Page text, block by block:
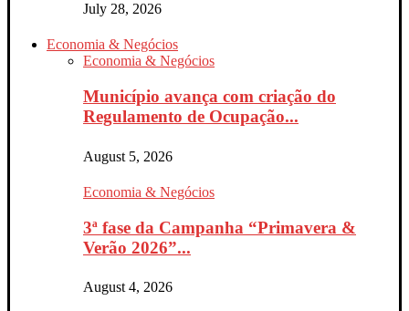
July 28, 2026
Economia & Negócios
Economia & Negócios
Município avança com criação do
Regulamento de Ocupação...
August 5, 2026
Economia & Negócios
3ª fase da Campanha “Primavera &
Verão 2026”...
August 4, 2026